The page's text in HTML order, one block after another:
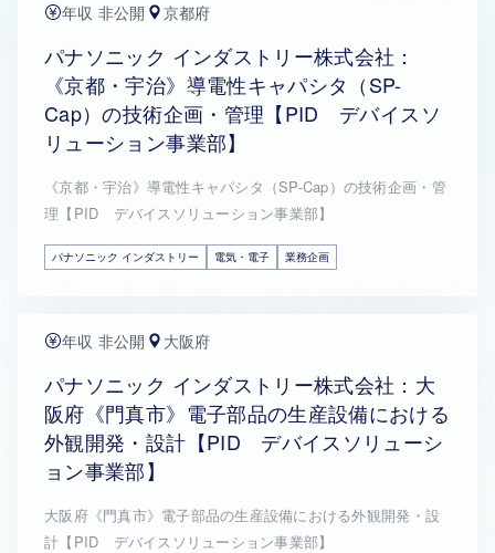
年収 非公開 京都府
パナソニック インダストリー株式会社：
《京都・宇治》導電性キャパシタ（SP-
Cap）の技術企画・管理【PID デバイスソ
リューション事業部】
《京都・宇治》導電性キャパシタ（SP-Cap）の技術企画・管
理【PID デバイスソリューション事業部】
パナソニック インダストリー 電気・電子 業務企画
年収 非公開 大阪府
パナソニック インダストリー株式会社：大
阪府《門真市》電子部品の生産設備における
外観開発・設計【PID デバイスソリューシ
ョン事業部】
大阪府《門真市》電子部品の生産設備における外観開発・設
計【PID デバイスソリューション事業部】